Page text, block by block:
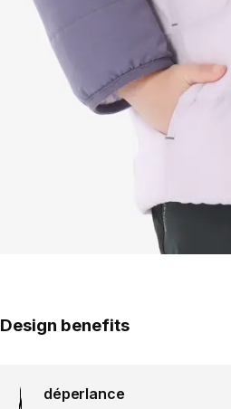
Design benefits
déperlance